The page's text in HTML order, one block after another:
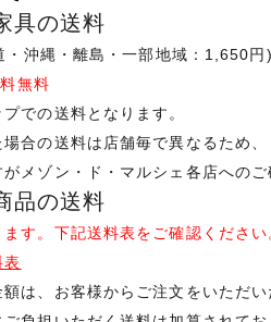
具の送料
・沖縄・離島・一部地域：1,650円)
無料
での送料となります。
合の送料は店舗毎で異なるため、
メゾン・ド・マルシェ各店へのご
品の送料
す。下記送料表をご確認ください
表
は、お客様からご注文をいただ